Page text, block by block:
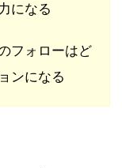
になる
フォローはど
ンになる